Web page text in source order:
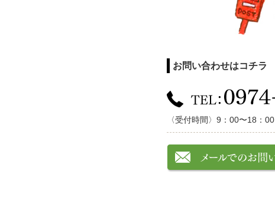
お問い合わせはコチラ
〈受付時間〉9：00〜18：00